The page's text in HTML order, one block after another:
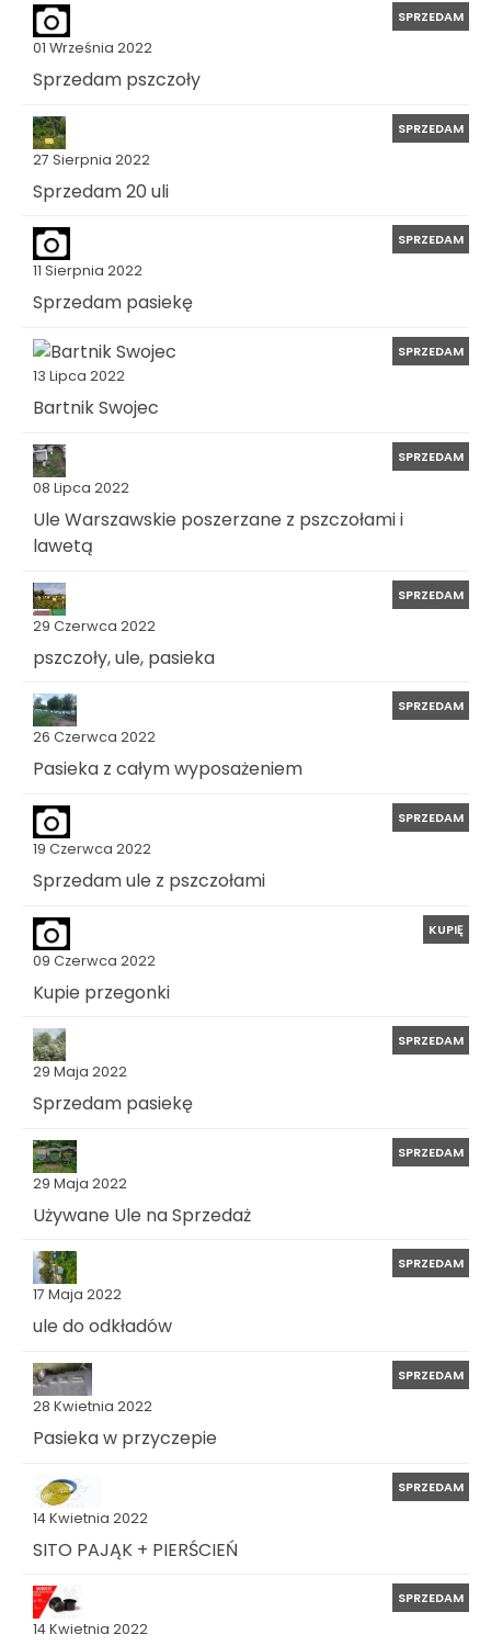
01 Września 2022
SPRZEDAM
Sprzedam pszczoły
27 Sierpnia 2022
SPRZEDAM
Sprzedam 20 uli
11 Sierpnia 2022
SPRZEDAM
Sprzedam pasiekę
13 Lipca 2022
SPRZEDAM
Bartnik Swojec
08 Lipca 2022
SPRZEDAM
Ule Warszawskie poszerzane z pszczołami i
lawetą
29 Czerwca 2022
SPRZEDAM
pszczoły, ule, pasieka
26 Czerwca 2022
SPRZEDAM
Pasieka z całym wyposażeniem
19 Czerwca 2022
SPRZEDAM
Sprzedam ule z pszczołami
09 Czerwca 2022
KUPIĘ
Kupie przegonki
29 Maja 2022
SPRZEDAM
Sprzedam pasiekę
29 Maja 2022
SPRZEDAM
Używane Ule na Sprzedaż
17 Maja 2022
SPRZEDAM
ule do odkładów
28 Kwietnia 2022
SPRZEDAM
Pasieka w przyczepie
14 Kwietnia 2022
SPRZEDAM
SITO PAJĄK + PIERŚCIEŃ
14 Kwietnia 2022
SPRZEDAM